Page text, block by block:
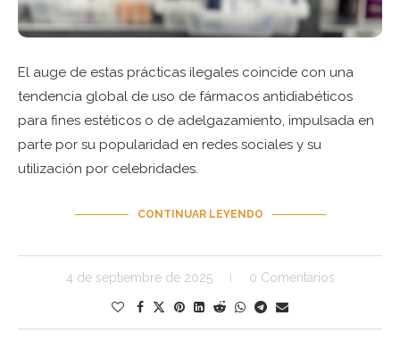
El auge de estas prácticas ilegales coincide con una
tendencia global de uso de fármacos antidiabéticos
para fines estéticos o de adelgazamiento, impulsada en
parte por su popularidad en redes sociales y su
utilización por celebridades.
CONTINUAR LEYENDO
4 de septiembre de 2025 0 Comentarios